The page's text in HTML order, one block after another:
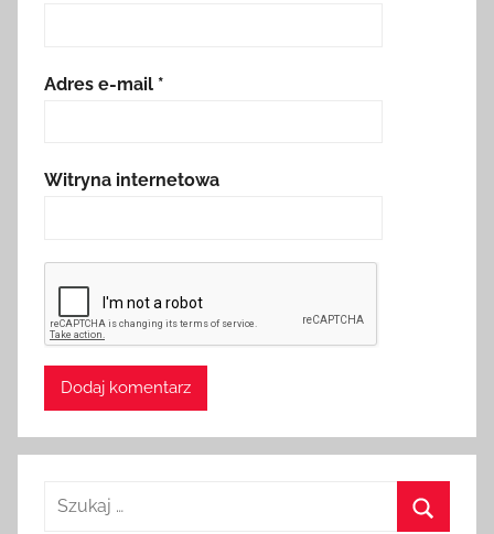
Adres e-mail *
Witryna internetowa